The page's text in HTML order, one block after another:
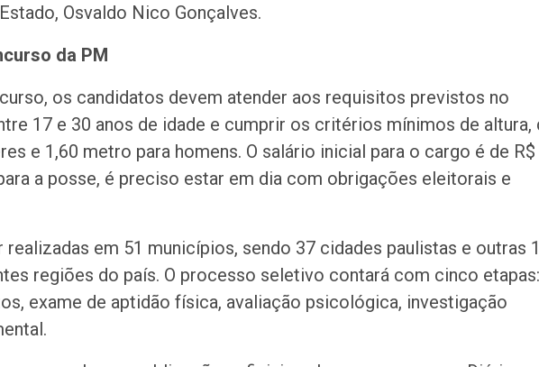
Osvaldo Nico Gonçalves.
da PM
os candidatos devem atender aos requisitos previstos no
17 e 30 anos de idade e cumprir os critérios mínimos de altura,
e 1,60 metro para homens. O salário inicial para o cargo é de R$
a posse, é preciso estar em dia com obrigações eleitorais e
em 51 municípios, sendo 37 cidades paulistas e outras
regiões do país. O processo seletivo contará com cinco etapas:
exame de aptidão física, avaliação psicológica, investigação